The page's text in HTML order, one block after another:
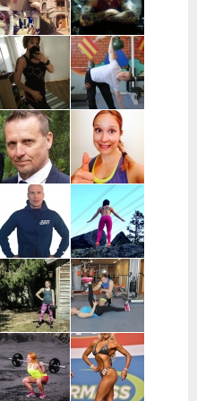
Pohjois-
Pohjanmaa
Mikael Mentu
| Helsinki
Miikka
Heikkinen |
Itä-Suomi
Marja-Liisa
Ylipahkala |
Oulu,
Kempele,
Haukipudas
Mikael
Pihlajamaa |
Turun alue
Ilkka Marttila
| Syöte
Ida Huttunen
| Koko Suomi
Hasse
Fagerström |
Pirkanmaa
Sofia
Kauraoja |
Satakunta
Katja
Mäkynen |
verkko
valmennus,
Hämeenkyrö,
Pauli
Reinikainen |
Riihimäki